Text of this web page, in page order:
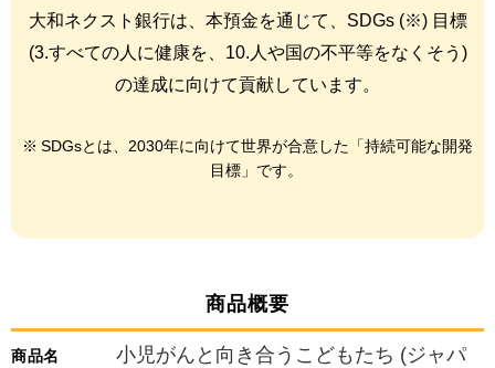
大和ネクスト銀行は、本預金を通じて、SDGs (※) 目標
(3.すべての人に健康を、10.人や国の不平等をなくそう)
の達成に向けて貢献しています。
SDGsとは、2030年に向けて世界が合意した「持続可能な開発
目標」です。
商品概要
商品名
小児がんと向き合うこどもたち (ジャパ